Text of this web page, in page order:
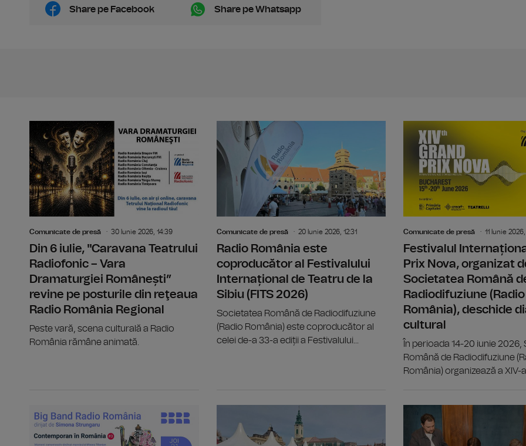
Share pe Facebook Share pe Whatsapp
Comunicate de presă 30 Iunie 2026, 14:39
Din 6 iulie, "Caravana Teatrului
Radiofonic – Vara
Dramaturgiei Românești”
revine pe posturile din reţeaua
Radio România Regional
Peste vară, scena culturală a Radio
România rămâne animată.
Din 6 iulie, "Caravana Teatrului
Comunicate de presă 20 Iunie 2026, 12:31
Radio România este
coproducător al Festivalului
Internațional de Teatru de la
Sibiu (FITS 2026)
Societatea Română de Radiodifuziune
(Radio România) este coproducător al
celei de-a 33-a ediții a Festivalului...
Comunicate de presă 11 Iunie 2026,
Festivalul
Prix Nova, organizat
Societatea Română
Radiodifuziune (Radio
România), deschide
cultural
În perioada 14-20 iunie 2026,
Română de Radiodifuziune
România) organizează a XIV-